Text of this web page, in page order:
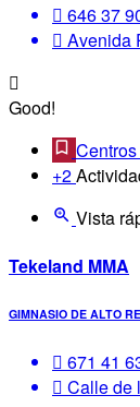
646 37
Avenida
Good!
+2
Vista
Tekeland MMA
GIMNASIO DE ALTO
671 41
Calle de